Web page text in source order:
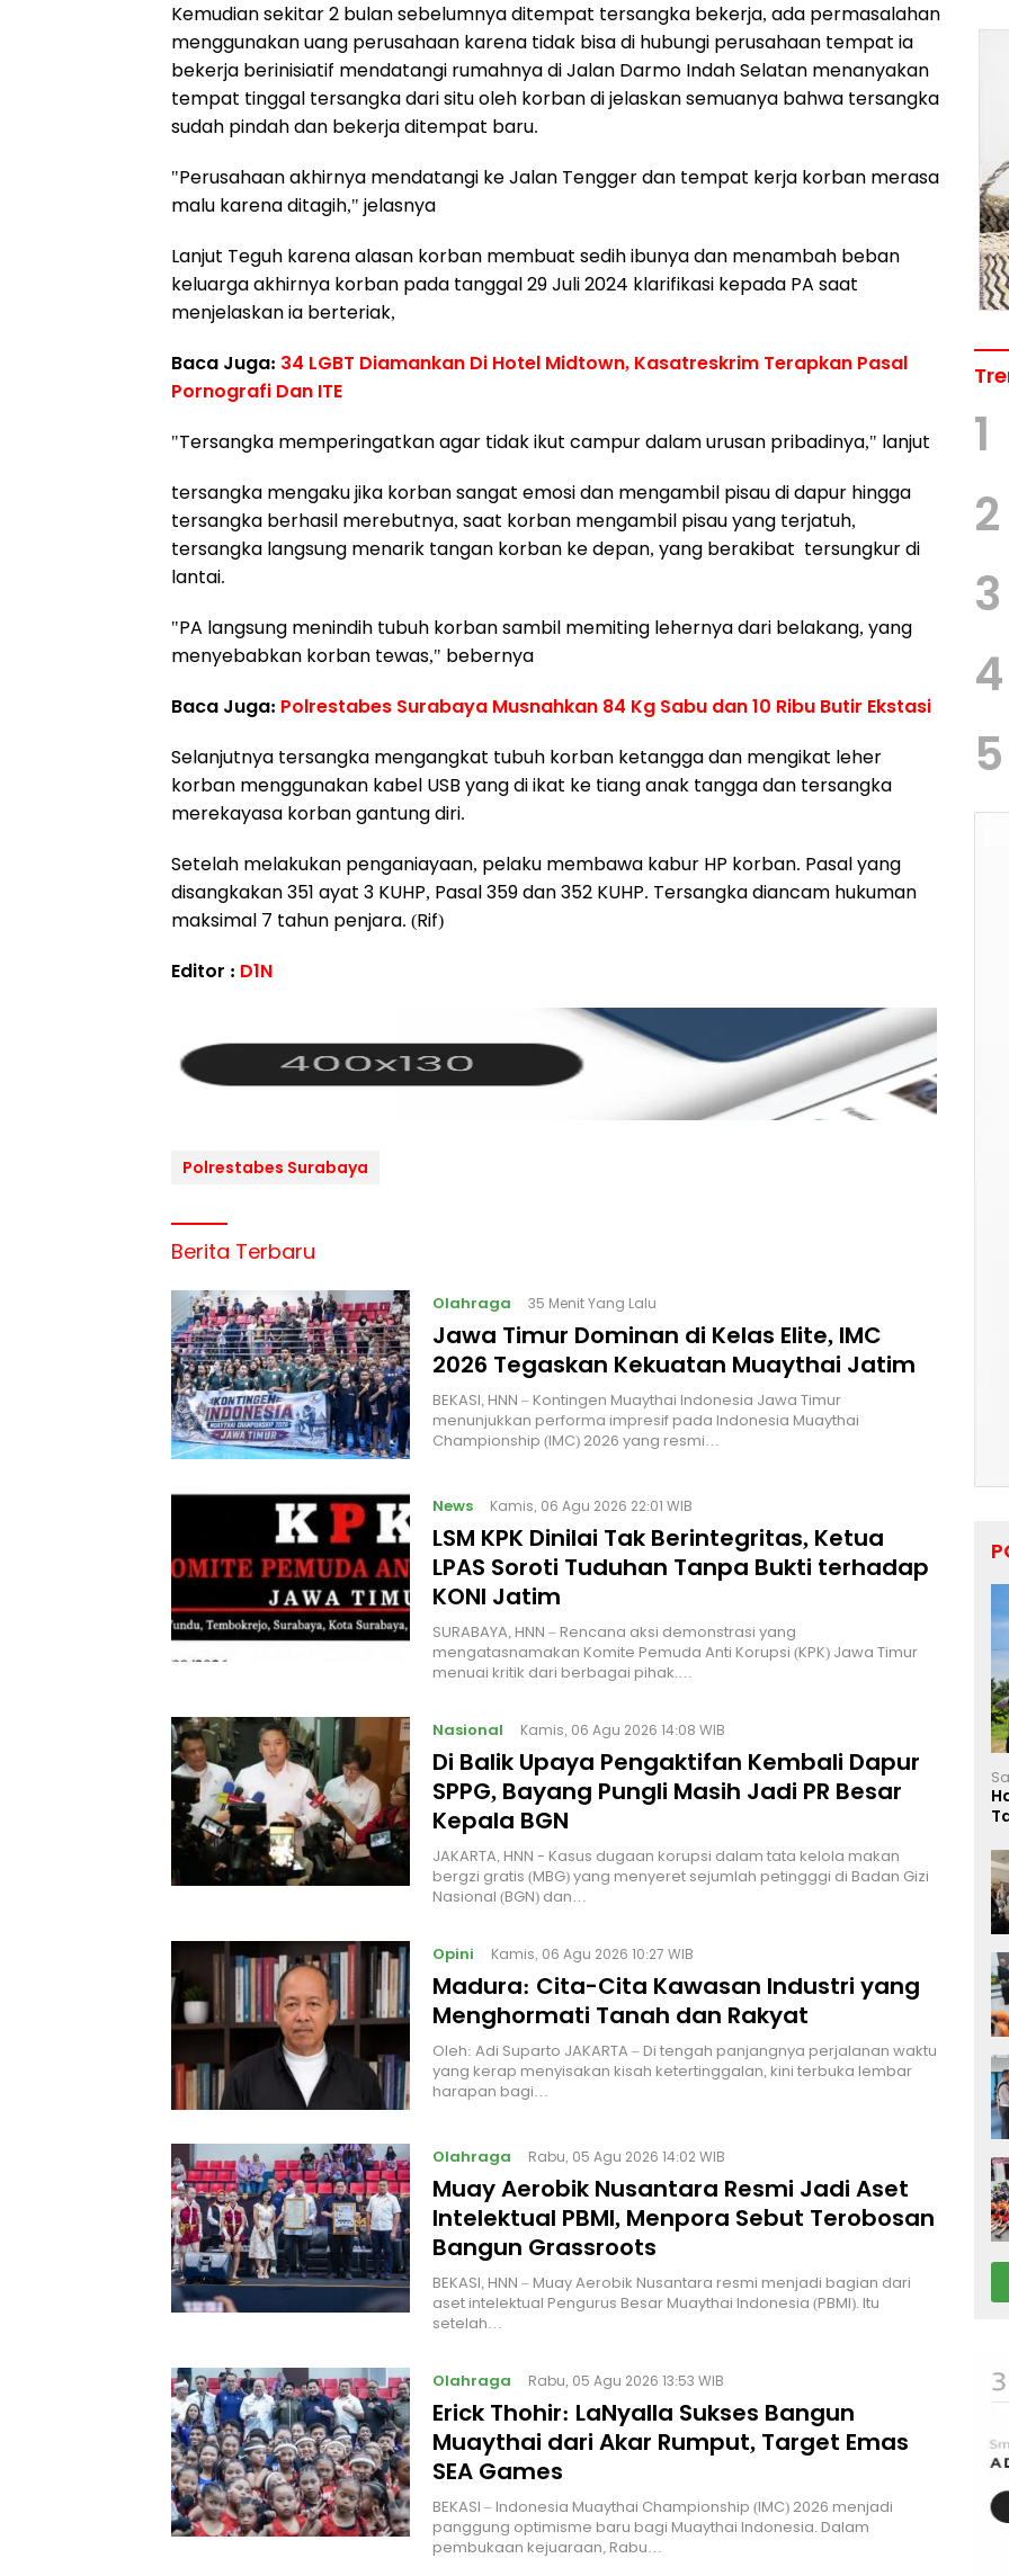
Kemudian sekitar 2 bulan sebelumnya ditempat tersangka bekerja, ada permasalahan
menggunakan uang perusahaan karena tidak bisa di hubungi perusahaan tempat ia
bekerja berinisiatif mendatangi rumahnya di Jalan Darmo Indah Selatan menanyakan
tempat tinggal tersangka dari situ oleh korban di jelaskan semuanya bahwa tersangka
sudah pindah dan bekerja ditempat baru.
"Perusahaan akhirnya mendatangi ke Jalan Tengger dan tempat kerja korban merasa
malu karena ditagih," jelasnya
Lanjut Teguh karena alasan korban membuat sedih ibunya dan menambah beban
keluarga akhirnya korban pada tanggal 29 Juli 2024 klarifikasi kepada PA saat
menjelaskan ia berteriak,
Baca Juga: 34 LGBT Diamankan Di Hotel Midtown, Kasatreskrim Terapkan Pasal
Pornografi Dan ITE
"Tersangka memperingatkan agar tidak ikut campur dalam urusan pribadinya," lanjut
tersangka mengaku jika korban sangat emosi dan mengambil pisau di dapur hingga
tersangka berhasil merebutnya, saat korban mengambil pisau yang terjatuh,
tersangka langsung menarik tangan korban ke depan, yang berakibat tersungkur di
lantai.
"PA langsung menindih tubuh korban sambil memiting lehernya dari belakang, yang
menyebabkan korban tewas," bebernya
Baca Juga: Polrestabes Surabaya Musnahkan 84 Kg Sabu dan 10 Ribu Butir Ekstasi
Selanjutnya tersangka mengangkat tubuh korban ketangga dan mengikat leher
korban menggunakan kabel USB yang di ikat ke tiang anak tangga dan tersangka
merekayasa korban gantung diri.
Setelah melakukan penganiayaan, pelaku membawa kabur HP korban. Pasal yang
disangkakan 351 ayat 3 KUHP, Pasal 359 dan 352 KUHP. Tersangka diancam hukuman
maksimal 7 tahun penjara. (Rif)
Editor : D1N
Polrestabes Surabaya
Berita Terbaru
Olahraga 35 Menit Yang Lalu
Jawa Timur Dominan di Kelas Elite, IMC
2026 Tegaskan Kekuatan Muaythai Jatim
BEKASI, HNN – Kontingen Muaythai Indonesia Jawa Timur
menunjukkan performa impresif pada Indonesia Muaythai
Championship (IMC) 2026 yang resmi…
News Kamis, 06 Agu 2026 22:01 WIB
LSM KPK Dinilai Tak Berintegritas, Ketua
LPAS Soroti Tuduhan Tanpa Bukti terhadap
KONI Jatim
SURABAYA, HNN – Rencana aksi demonstrasi yang
mengatasnamakan Komite Pemuda Anti Korupsi (KPK) Jawa Timur
menuai kritik dari berbagai pihak.…
Nasional Kamis, 06 Agu 2026 14:08 WIB
Di Balik Upaya Pengaktifan Kembali Dapur
SPPG, Bayang Pungli Masih Jadi PR Besar
Kepala BGN
JAKARTA, HNN - Kasus dugaan korupsi dalam tata kelola makan
bergzi gratis (MBG) yang menyeret sejumlah petingggi di Badan Gizi
Nasional (BGN) dan…
Opini Kamis, 06 Agu 2026 10:27 WIB
Madura: Cita-Cita Kawasan Industri yang
Menghormati Tanah dan Rakyat
Oleh: Adi Suparto JAKARTA – Di tengah panjangnya perjalanan waktu
yang kerap menyisakan kisah ketertinggalan, kini terbuka lembar
harapan bagi…
Olahraga Rabu, 05 Agu 2026 14:02 WIB
Muay Aerobik Nusantara Resmi Jadi Aset
Intelektual PBMI, Menpora Sebut Terobosan
Bangun Grassroots
BEKASI, HNN – Muay Aerobik Nusantara resmi menjadi bagian dari
aset intelektual Pengurus Besar Muaythai Indonesia (PBMI). Itu
setelah…
Olahraga Rabu, 05 Agu 2026 13:53 WIB
Erick Thohir: LaNyalla Sukses Bangun
Muaythai dari Akar Rumput, Target Emas
SEA Games
BEKASI – Indonesia Muaythai Championship (IMC) 2026 menjadi
panggung optimisme baru bagi Muaythai Indonesia. Dalam
pembukaan kejuaraan, Rabu…
1
2
3
4
5